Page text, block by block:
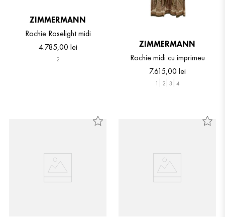
ZIMMERMANN
Rochie Roselight midi
4.785,00 lei
2
ZIMMERMANN
Rochie midi cu imprimeu
7.615,00 lei
1 2 3 4